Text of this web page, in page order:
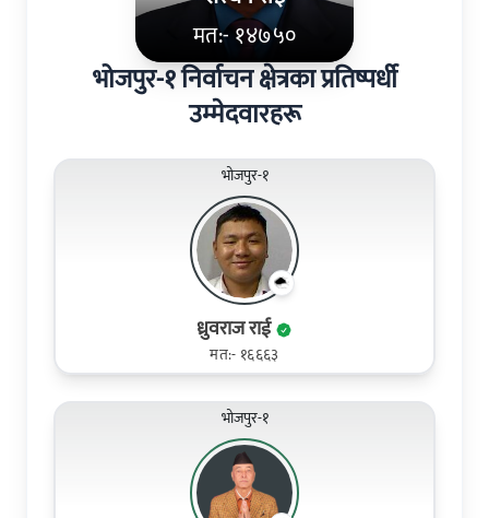
मत:- १४७५०
भोजपुर-१ निर्वाचन क्षेत्रका प्रतिष्पर्धी
उम्मेदवारहरू
भोजपुर-१
ध्रुवराज राई
मत:- १६६६३
भोजपुर-१